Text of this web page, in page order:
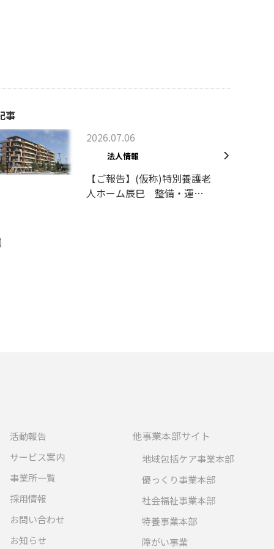
事
2026.07.06
法人情報
【ご報告】(仮称)特別養護老
人ホーム辰巳 整備・運営
活動報告
サービス案内
事業所一覧
採用情報
お問い合わせ
お知らせ
他事業本部サイト
地域包括ケア事業本部
優っくり事業本部
社会福祉事業本部
特養事業本部
障がい事業